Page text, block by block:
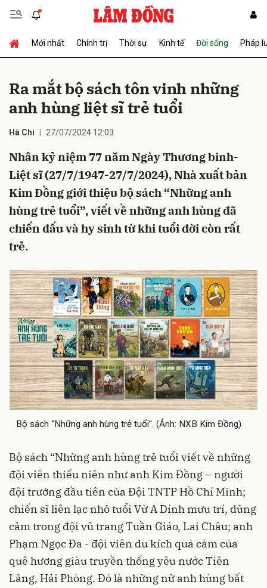
Mới nhất Chính trị Thời sự Kinh tế Đời sống Pháp
Ra mắt bộ sách tôn vinh những
anh hùng liệt sĩ trẻ tuổi
Hà Chi 27/07/2024 12:03
Nhân kỷ niệm 77 năm Ngày Thương binh-
Liệt sĩ (27/7/1947-27/7/2024), Nhà xuất bản
Kim Đồng giới thiệu bộ sách “Những anh
hùng trẻ tuổi”, viết về những anh hùng đã
chiến đấu và hy sinh từ khi tuổi đời còn rất
trẻ.
Bộ sách “Những anh hùng trẻ tuổi”. (Ảnh: NXB Kim Đồng)
Bộ sách “Những anh hùng trẻ tuổi viết về những
đội viên thiếu niên như anh Kim Đồng – người
đội trưởng đầu tiên của Đội TNTP Hồ Chí Minh;
chiến sĩ liên lạc nhỏ tuổi Vừ A Dính mưu trí, dũng
cảm trong đội vũ trang Tuần Giáo, Lai Châu; anh
Phạm Ngọc Đa - đội viên du kích quả cảm của
quê hương giàu truyền thống yêu nước Tiên
Lãng, Hải Phòng. Đó là những nữ anh hùng bất
Gửi bình luận
Hủy Gửi